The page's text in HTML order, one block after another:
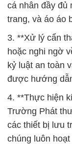
cá nhân đầy đủ
trang, và áo áo
3. **Xử lý cẩn
hoặc nghi ngờ
kỷ luật an toàn
được hướng
4. **Thực hiện
Trường Phát
các thiết bị lưu
chúng luôn